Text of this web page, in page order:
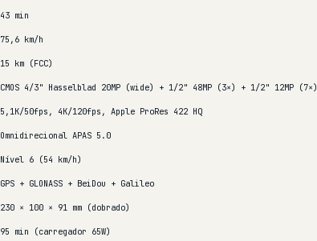
43 min
75,6 km/h
15 km (FCC)
CMOS 4/3" Hasselblad 20MP (wide) + 1/2" 48MP (3×) + 1/2" 12MP (7×)
5,1K/50fps, 4K/120fps, Apple ProRes 422 HQ
Omnidirecional APAS 5.0
Nível 6 (54 km/h)
GPS + GLONASS + BeiDou + Galileo
230 × 100 × 91 mm (dobrado)
95 min (carregador 65W)